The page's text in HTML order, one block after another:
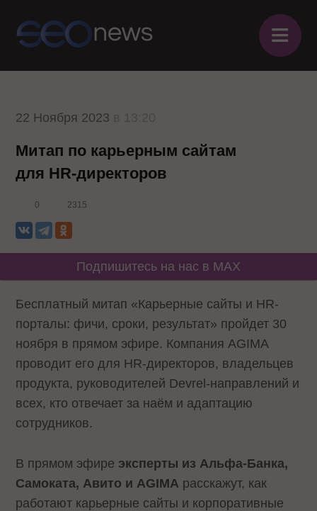
≡
22 Ноября 2023
Митап по карьерным сайтам
для HR-директоров
0 2315
Подпишитесь на нас в MAX
Бесплатный митап «Карьерные сайты и HR-
порталы: фичи, сроки, результат» пройдет 30
ноября в прямом эфире. Компания AGIMA
проводит его для HR-директоров, владельцев
продукта, руководителей Devrel-направлений и
всех, кто отвечает за наём и адаптацию
сотрудников.
В прямом эфире эксперты из Альфа-Банка,
Самоката, Авито и AGIMA расскажут, как
работают карьерные сайты и корпоративные